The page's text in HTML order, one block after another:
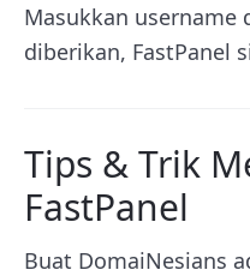
Masukkan username
diberikan, FastPanel
Tips & Trik
FastPanel
Buat DomaiNesians